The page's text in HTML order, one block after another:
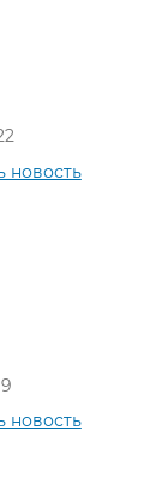
новость
новость